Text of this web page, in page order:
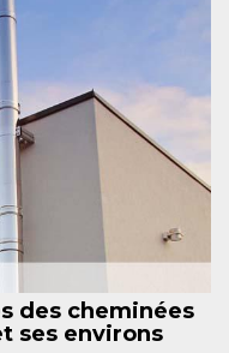
des cheminées
ses environs